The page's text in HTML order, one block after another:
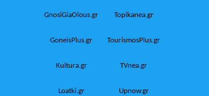
GnosiGiaOlous.gr Topikanea.gr
GoneisPlus.gr TourismosPlus.gr
Kultura.gr TVnea.gr
Loatki.gr Upnow.gr